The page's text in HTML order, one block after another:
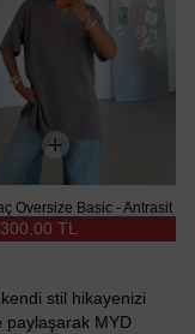
Oversize Basic - Antrasit
300,00 TL
stil hikayenizi
paylaşarak MYD